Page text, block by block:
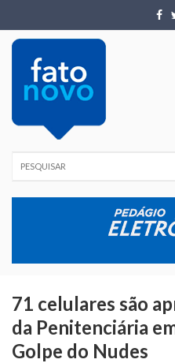
71 celulares são
da Penitenciária
Golpe do Nudes